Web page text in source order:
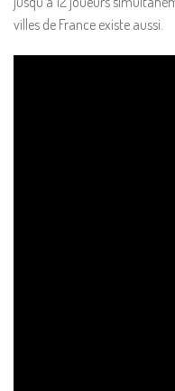
villes de France existe aussi.